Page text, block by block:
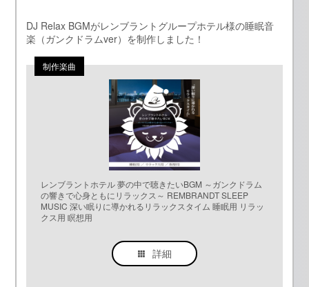
DJ Relax BGMがレンブラントグループホテル様の睡眠音
楽（ガンクドラムver）を制作しました！
レンブラントホテル 夢の中で聴きたいBGM ～ガンクドラム
の響きで心身ともにリラックス～ REMBRANDT SLEEP
MUSIC 深い眠りに導かれるリラックスタイム 睡眠用 リラッ
クス用 瞑想用
詳細